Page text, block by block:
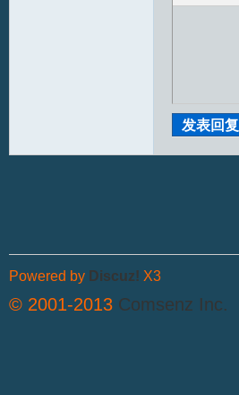
R
发表回复
Powered by Discuz! X3
© 2001-2013 Comsenz Inc.